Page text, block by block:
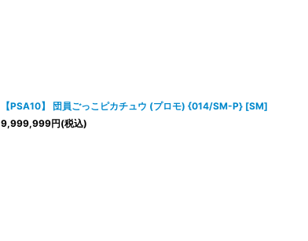
【PSA10】 団員ごっこピカチュウ (プロモ) {014/SM-P} [SM]
9,999,999円(税込)